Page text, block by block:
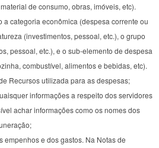
de consumo, obras, imóveis, etc).
a categoria econômica (despesa corrente ou
(investimentos, pessoal, etc.), o grupo
pessoal, etc.), e o sub-elemento de despesa
combustível, alimentos e bebidas, etc).
Recursos utilizada para as despesas;
informações a respeito dos servidores
achar informações como os nomes dos
empenhos e dos gastos. Na Notas de